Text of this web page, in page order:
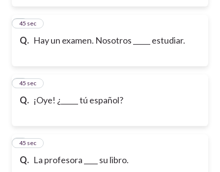
Q. Hay un examen. Nosotros _____ estudiar.
4
45 sec
Q. ¡Oye! ¿_____ tú español?
5
45 sec
Q. La profesora ____ su libro.
6
45 sec